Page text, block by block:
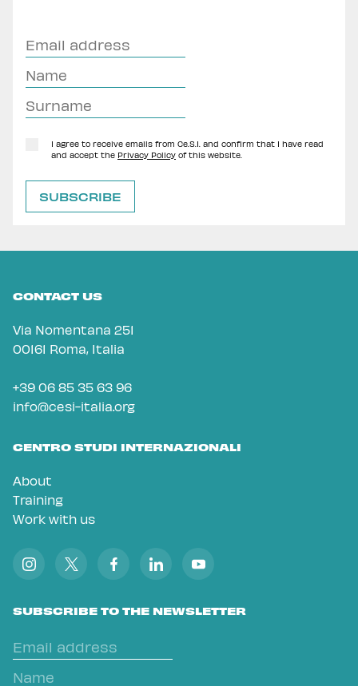
I agree to receive emails from Ce.S.I. and confirm that I have read
and accept the Privacy Policy of this website.
CONTACT US
Via Nomentana 251
00161 Roma, Italia
+39 06 85 35 63 96
info@cesi-italia.org
CENTRO STUDI INTERNAZIONALI
About
Training
Work with us
SUBSCRIBE TO THE NEWSLETTER